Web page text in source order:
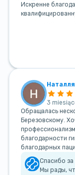
Искренне
3
Обращалась
Березовскому.
благодарности
благодарных
Спасибо
Мы рады,